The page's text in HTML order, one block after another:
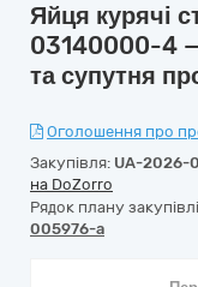
Яйця курячі
03140000-4 —
та супутня
Оголошення про
Закупівля: UA-2026-
на DoZorro
Рядок плану
005976-a